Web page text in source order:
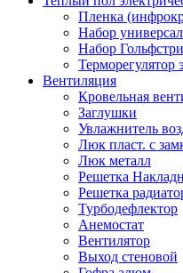
Пленка
Набор
Набор
Терморегулятор
Вентиляция
Кровельная
Заглушки
Увлажнитель
Люк пласт. с
Люк металл
Решетка
Решетка
Турбодефлектор
Анемостат
Вентилятор
Выход стеновой